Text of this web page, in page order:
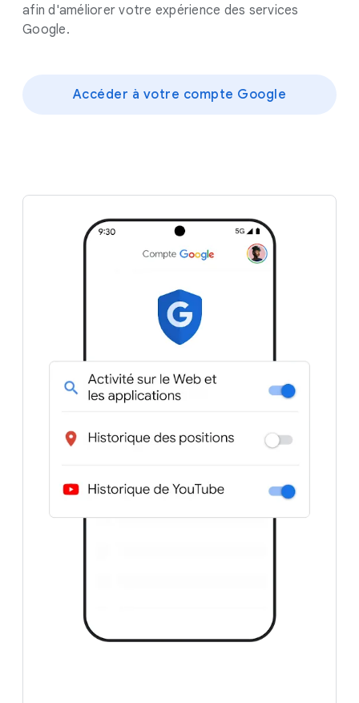
afin d'améliorer votre expérience des services
Google.
Accéder à votre compte Google